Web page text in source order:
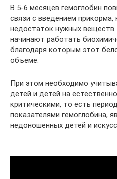
В 5-6 месяцев гемоглобин
связи с введением
недостаток нужных веществ.
начинают работать
благодаря которым этот
объеме.
При этом необходимо
детей и детей на
критическими, то есть
показателями гемоглобина,
недоношенных детей и